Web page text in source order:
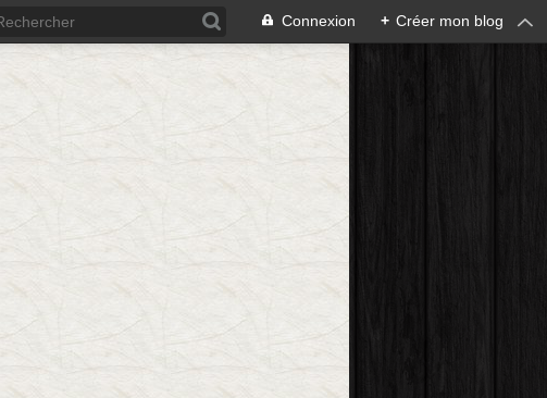
Connexion + Créer mon blog